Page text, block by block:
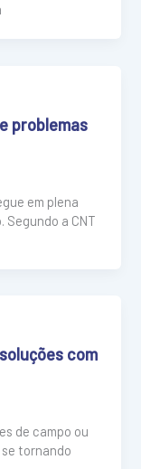
problemas
em plena
a CNT
com
de campo ou
tornando